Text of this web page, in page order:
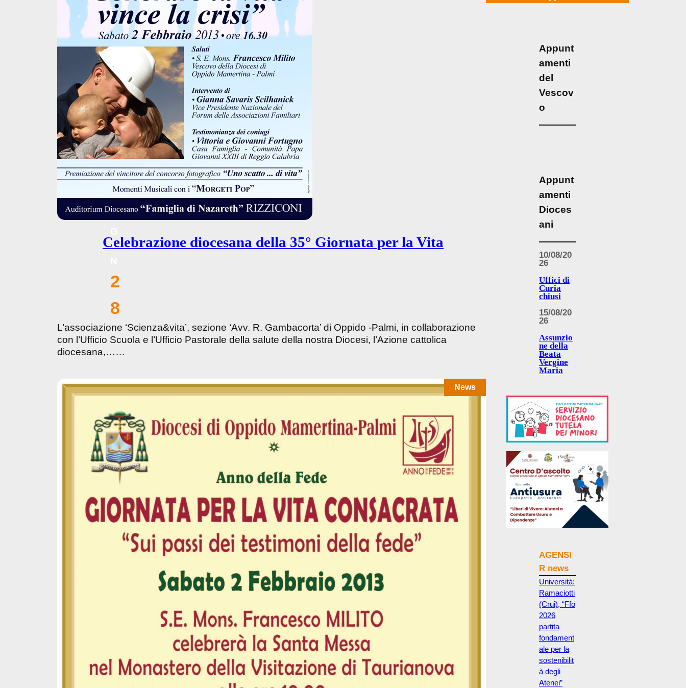
E
2
8
Celebrazione diocesana della 35° Giornata per la Vita
L’associazione ‘Scienza&vita’, sezione ‘Avv. R. Gambacorta’ di Oppido -Palmi, in collaborazione
con l’Ufficio Scuola e l’Ufficio Pastorale della salute della nostra Diocesi, l’Azione cattolica
diocesana,……
News
Appunt
amenti
del
Vescov
o
Appunt
amenti
Dioces
ani
10/08/20
26
Uffici di
Curia
chiusi
15/08/20
26
Assunzio
ne della
Beata
Vergine
Maria
AGENSI
R news
Università:
Ramaciotti
(Crui), “Ffo
2026
partita
fondament
ale per la
sostenibilit
à degli
Atenei”